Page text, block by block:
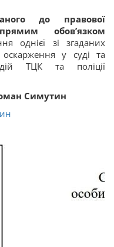
до правової
обов’язком
однієї зі згаданих
у суді та
ТЦК та поліції
Симутин